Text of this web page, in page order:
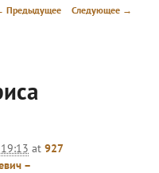
Предыдущее Следующее →
at927
–